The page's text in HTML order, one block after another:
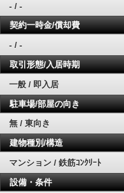
- / -
契約一時金/償却費
- / -
取引形態/入居時期
一般 / 即入居
駐車場/部屋の向き
無 / 東向き
建物種別/構造
マンション / 鉄筋ｺﾝｸﾘｰﾄ
設備・条件